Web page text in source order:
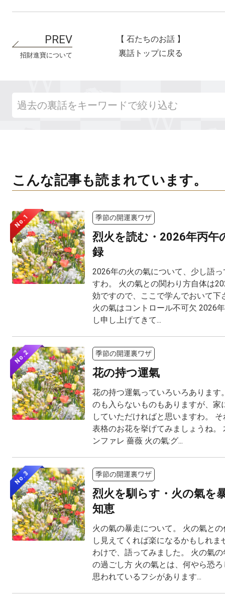
招財進寶について
【 石たちのお話 】
裏話トップに戻る
こんな記事も読まれています。
No.1 季節の開運裏ワザ
烈火を読む・2026年丙午
録
2026年の火の氣について、少し語
すわ。 火の氣との関わり方自体は
効ですので、ここで学んでおいて下
火の氣はコントロール不可欠 2026
し申し上げてきて...
No.2 季節の開運裏ワザ
花の持つ運氣
花の持つ運氣っていろいろあります
のも入らないものもありますが、家
していただければと思いますわ。
表格のお花を挙げてみましょうね。
ンファレ 薔薇 火の氣:グ...
No.3 季節の開運裏ワザ
烈火を馴らす・火の氣を
知恵
火の氣の暴走について。 火の氣と
し見えてくれば楽になるかもしれま
わけで、語ってみました。 火の氣
の過ごし方 火の氣とは、何やら恐
思われているフシがあります...